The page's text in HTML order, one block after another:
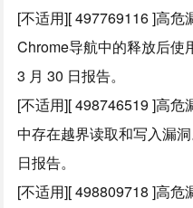
[不适用][ 497769116 ]高危
Chrome导航中的释放后使
3 月 30 日报告。
[不适用][ 498746519 ]高
中存在越界读取和写入漏
日报告。
[不适用][ 498809718 ]高